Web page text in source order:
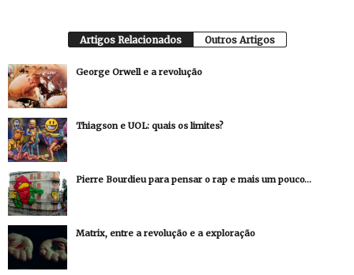
Artigos Relacionados Outros Artigos
George Orwell e a revolução
Thiagson e UOL: quais os limites?
Pierre Bourdieu para pensar o rap e mais um pouco…
Matrix, entre a revolução e a exploração